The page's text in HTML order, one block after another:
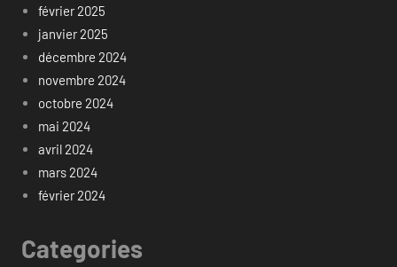
février 2025
janvier 2025
décembre 2024
novembre 2024
octobre 2024
mai 2024
avril 2024
mars 2024
février 2024
Categories